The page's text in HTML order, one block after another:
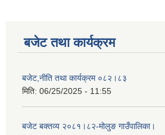
बजेट तथा कार्यक्रम
बजेट,नीति तथा कार्यक्रम ०८२।८३
मिति: 06/25/2025 - 11:55
बजेट बक्तव्य २०८१।८२-मोलुङ गाउँपालिका।